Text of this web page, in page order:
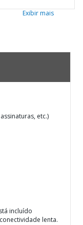
Exibir mais
etc.)
incluído
lenta.